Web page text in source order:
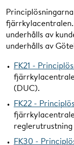
fjärrkylacentralen.
underhålls av
underhålls av
FK21 -
(DUC).
FK22 -
FK30 -